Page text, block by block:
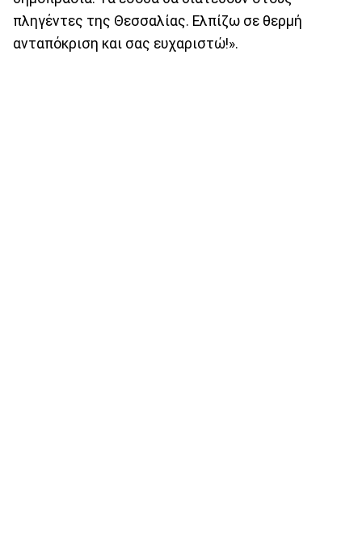
πληγέντες της Θεσσαλίας. Ελπίζω σε θερμή
ανταπόκριση και σας ευχαριστώ!».